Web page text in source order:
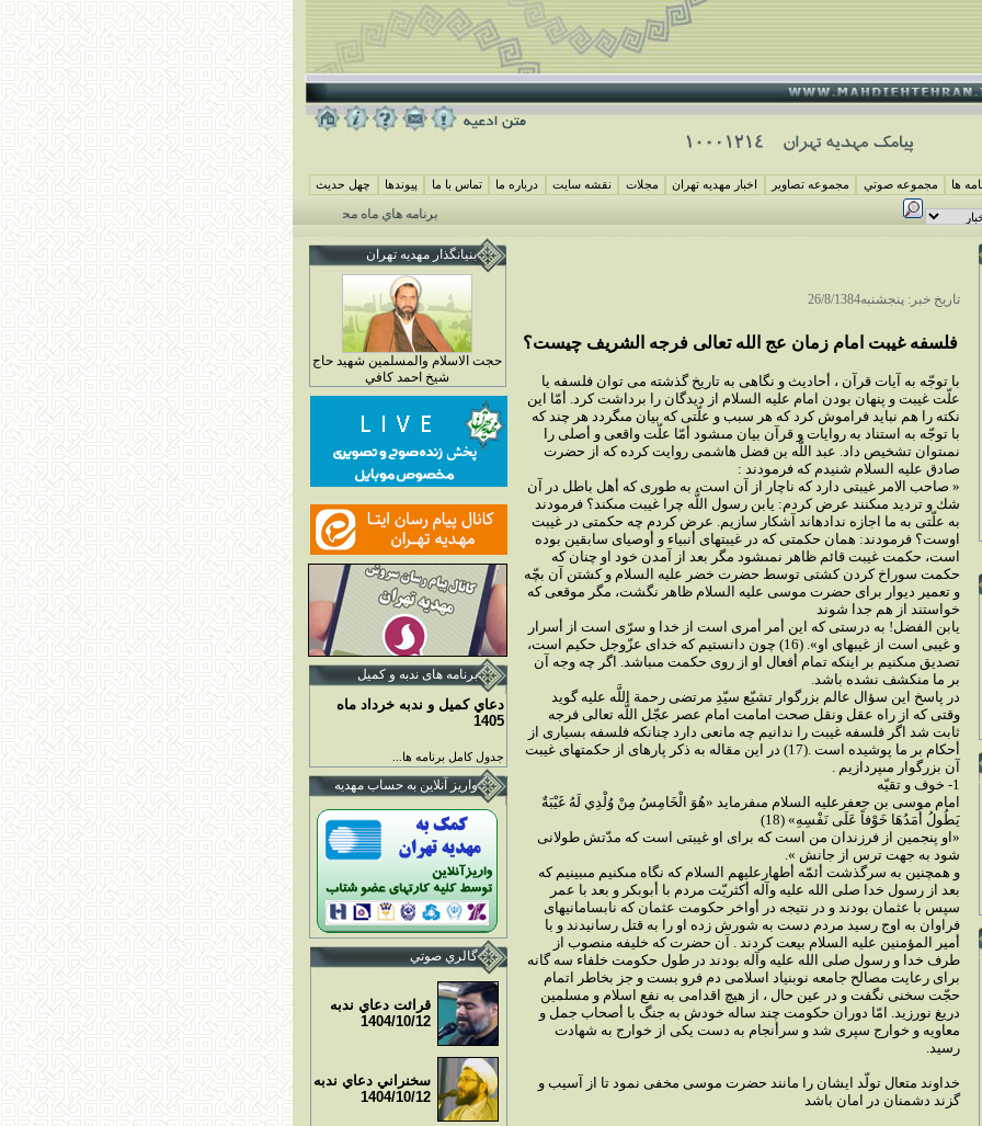
چهل حديث پيوندها تماس با ما درباره ما نقشه سايت مجلات اخبار مهديه تهران مجموعه تصاوير مجموعه صوتي ها
برنامه هاي ماه محرم مهديه تهران 1405 همايش شيرخوارگان حسيني ( جمعه 29 خرداد ماه 4 محرم 1448)
تاريخ خبر: پنجشنبه26/8/1384
فلسفه غيبت امام زمان عج ‏الله تعالى فرجه الشريف چيست؟
با توجّه به آيات قرآن ، أحاديث و نگاهى به تاريخ گذشته مى توان فلسفه يا
علّت غيبت و پنهان بودن امام عليه السلام از ديدگان را برداشت كرد. أمّا اين
نكته را هم نبايد فراموش كرد كه هر سبب و علّتى كه بيان مى‏گردد هر چند كه
با توجّه به استناد به روايات و قرآن بيان مى‏شود أمّا علّت واقعى و أصلى را
نمى‏توان تشخيص داد. عبد اللَّه بن فضل هاشمى روايت كرده كه از حضرت
صادق عليه السلام شنيدم كه فرمودند :
« صاحب الامر غيبتى دارد كه ناچار از آن است، به طورى كه أهل باطل در آن
شك و ترديد مى‏كنند عرض كردم: يابن رسول اللَّه چرا غيبت مى‏كند؟ فرمودند
به علّتى به ما اجازه نداده‏اند آشكار سازيم. عرض كردم چه حكمتى در غيبت
اوست؟ فرمودند: همان حكمتى كه در غيبتهاى أنبياء و أوصياى سابقين بوده
است، حكمت غيبت قائم ظاهر نمى‏شود مگر بعد از آمدن خود او چنان كه
حكمت سوراخ كردن كشتى توسط حضرت خضر عليه السلام و كشتن آن بچّه
و تعمير ديوار براى حضرت موسى عليه السلام ظاهر نگشت، مگر موقعى كه
خواستند از هم جدا شوند
يابن الفضل! به درستى كه اين أمر أمرى است از خدا و سرّى است از أسرار
و غيبى است از غيبهاى او». (16) چون دانستيم كه خداى عزّوجل حكيم است،
تصديق مى‏كنيم بر اينكه تمام أفعال او از روى حكمت مى‏باشد. اگر چه وجه آن
بر ما منكشف نشده باشد.
در پاسخ اين سؤال عالم بزرگوار تشيّع سيّدِ مرتضى رحمة اللَّه عليه گويد
وقتى كه از راه عقل ونقل صحت امامت امام عصر عجّل اللَّه تعالى فرجه
ثابت شد اگر فلسفه غيبت را ندانيم چه مانعى دارد چنانكه فلسفه بسيارى از
أحكام بر ما پوشيده است .(17) در اين مقاله به ذكر پاره‏اى از حكمتهاى غيبت
آن بزرگوار مى‏پردازيم .
1- خوف و تقيّه
امام موسى بن جعفرعليه السلام مى‏فرمايد «هُوَ الْخَامِسُ مِنْ وُلْدِي لَهُ غَيْبَةٌ
يَطُولُ أَمَدُهَا خَوْفاً عَلَى نَفْسِهِ» (18)
«او پنجمين از فرزندان من است كه براى او غيبتى است كه مدّتش طولانى
شود به جهت ترس از جانش ».
و همچنين به سرگذشت أئمّه أطهارعليهم السلام كه نگاه مى‏كنيم مى‏بينيم كه
بعد از رسول خدا صلى الله عليه وآله أكثريّت مردم با أبوبكر و بعد با عمر
سپس با عثمان بودند و در نتيجه در أواخر حكومت عثمان كه نابسامانيهاى
فراوان به اوج رسيد مردم دست به شورش زده او را به قتل رسانيدند و با
أمير المؤمنين عليه السلام بيعت كردند . آن حضرت كه خليفه منصوب از
طرف خدا و رسول صلى الله عليه وآله بودند در طول حكومت خلفاء سه گانه
براى رعايت مصالح جامعه نوبنياد اسلامى دم فرو بست و جز بخاطر اتمام
حجّت سخنى نگفت و در عين حال ، از هيچ اقدامى به نفع اسلام و مسلمين
دريغ نورزيد. امّا دوران حكومت چند ساله خودش به جنگ با أصحاب جمل و
معاويه و خوارج سپرى شد و سرأنجام به دست يكى از خوارج به شهادت
رسيد.
خداوند متعال تولّد ايشان را مانند حضرت موسى مخفى نمود تا از آسيب و
گزند دشمنان در امان باشد
بنيانگذار مهديه تهران
حجت الاسلام والمسلمين شهيد حاج
شيخ احمد کافي
برنامه های ندبه و کمیل
دعاي کميل و ندبه خرداد ماه
1405
جدول کامل برنامه ها...
واريز آنلاين به حساب مهديه
گالري صوتي
قرائت دعاي ندبه
1404/10/12
سخنراني دعاي ندبه
1404/10/12